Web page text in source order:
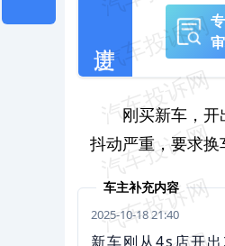
刚买新车，
抖动严重，要求换
车主补充内容
2025-10-18 21:40
新车刚从4s店开